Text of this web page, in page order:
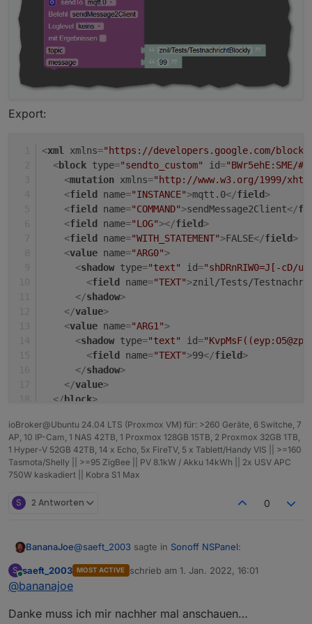
Den Status von den Widgets bekomme ich über
einen mqtt string in den iobroker. Da bin ich aber
noch nicht weit. Das mag auch daran liegen, dass
ich kein mqtt Profi bin 🙈 aber zusammen mit
Tasmota doch eine schöne Spielerei…
https://share.icloud.com/photos/006DeLV9iMId4u2
dfIsu3TcSg
Export:
<xml xmlns="https://developers.google.com/
<block type="sendto_custom" id="BWr5ehE:SME/
<mutation xmlns="http://www.w3.org/1999/
<field name="INSTANCE">mqtt.0</field>
<field name="COMMAND">sendMessage2Client</
<field name="LOG"></field>
<field name="WITH_STATEMENT">FALSE</field>
<value name="ARG0">
<shadow type="text" id="shDRnRIW0=J[-cD/
<field name="TEXT">znil/Tests/
</shadow>
</value>
<value name="ARG1">
<shadow type="text" id=
<field name="TEXT">99</field>
</shadow>
</value>
</block>
ioBroker@Ubuntu 24.04 LTS (Proxmox VM) für: >260 Geräte, 6 Switche, 7
AP, 10 IP-Cam, 1 NAS 42TB, 1 Proxmox 128GB 15TB, 2 Proxmox 32GB 1TB,
1 Hyper-V 52GB 42TB, 14 x Echo, 5x FireTV, 5 x Tablett/Handy VIS || >=160
Tasmota/Shelly || >=95 ZigBee || PV 8.1kW / Akku 14kWh || 2x USV APC
750W kaskadiert || Kobra S1 Max
S 2 Antworten 0
BananaJoe@saeft_2003 sagte in Sonoff NSPanel:
Einfach imcmnd/Gerätename/ Topic setzen.
S
Online
saeft_2003 MOST ACTIVE schrieb am 1. Jan. 2022, 16:01
zuletzt editiert von
@bananajoe
Danke muss ich mir nachher mal anschauen…